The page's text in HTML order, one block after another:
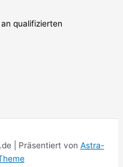
qualifizierten
| Präsentiert von Astra-